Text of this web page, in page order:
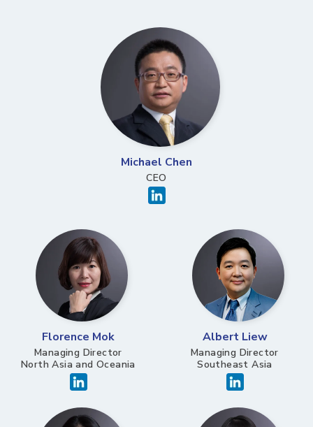
Michael Chen
CEO
Florence Mok
Managing Director
North Asia and Oceania
Albert Liew
Managing Director
Southeast Asia